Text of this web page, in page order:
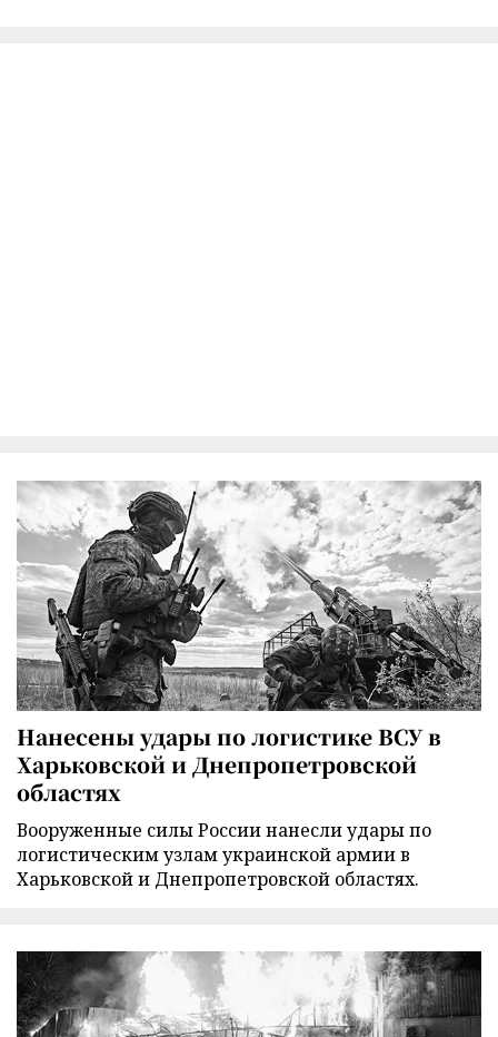
Нанесены удары по логистике ВСУ в
Харьковской и Днепропетровской
областях
Вооруженные силы России нанесли удары по
логистическим узлам украинской армии в
Харьковской и Днепропетровской областях.